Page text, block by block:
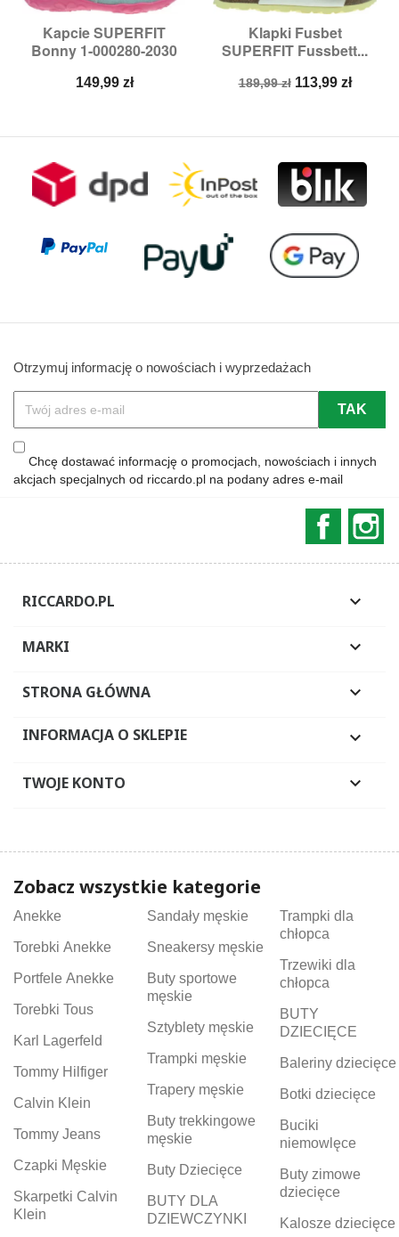
Kapcie SUPERFIT
Bonny 1-000280-2030
Cena
149,99 zł
Klapki Fusbet
SUPERFIT Fussbett...
Cena
189,99 zł Cena
113,99 zł
Otrzymuj informację o nowościach i wyprzedażach
Chcę dostawać informację o promocjach, nowościach i innych
akcjach specjalnych od riccardo.pl na podany adres e-mail
RICCARDO.PL 
MARKI 
STRONA GŁÓWNA 
INFORMACJA O SKLEPIE 
TWOJE KONTO 
Zobacz wszystkie kategorie
Anekke
Torebki Anekke
Portfele Anekke
Torebki Tous
Karl Lagerfeld
Tommy Hilfiger
Calvin Klein
Tommy Jeans
Czapki Męskie
Skarpetki Calvin
Klein
Sandały męskie
Sneakersy męskie
Buty sportowe
męskie
Sztyblety męskie
Trampki męskie
Trapery męskie
Buty trekkingowe
męskie
Buty Dziecięce
BUTY DLA
DZIEWCZYNKI
Trampki dla
chłopca
Trzewiki dla
chłopca
BUTY
DZIECIĘCE
Baleriny dziecięce
Botki dziecięce
Buciki
niemowlęce
Buty zimowe
dziecięce
Kalosze dziecięce